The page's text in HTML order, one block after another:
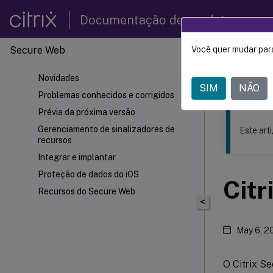
Documentação de produtos
Secure Web
Novidades
Problemas conhecidos e corrigidos
Prévia da próxima versão
Gerenciamento de sinalizadores de
recursos
Integrar e implantar
Proteção de dados do iOS
Recursos do Secure Web
Este
Secure
<
Este
May 6,
O Citrix
Você quer mudar
SIM NÃO